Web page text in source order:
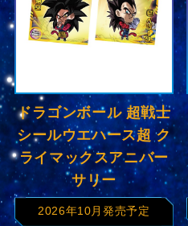
ドラゴンボール 超戦士
シールウエハース超 ク
ライマックスアニバー
サリー
2026年10月発売予定